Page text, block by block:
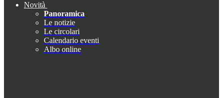
Novità
Panoramica
Le notizie
Le circolari
Calendario eventi
Albo online